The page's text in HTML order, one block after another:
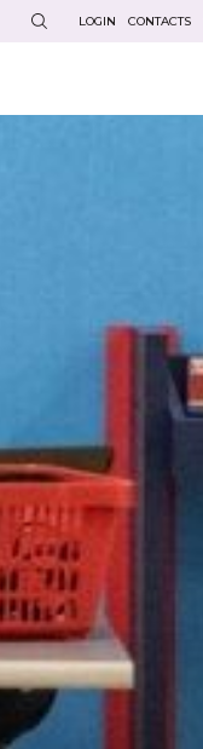
LOGIN CONTACTS